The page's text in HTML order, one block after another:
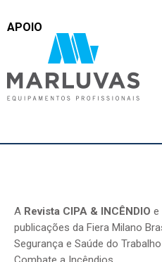
APOIO
A Revista CIPA & INCÊNDIO e
publicações da Fiera Milano
Segurança e Saúde do